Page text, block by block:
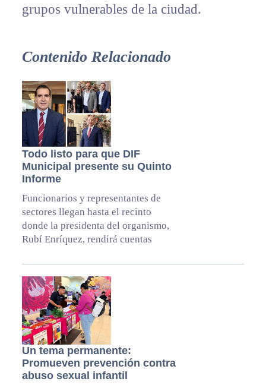
grupos vulnerables de la ciudad.
Contenido Relacionado
Todo listo para que DIF
Municipal presente su Quinto
Informe
Funcionarios y representantes de
sectores llegan hasta el recinto
donde la presidenta del organismo,
Rubí Enríquez, rendirá cuentas
Un tema permanente:
Promueven prevención contra
abuso sexual infantil